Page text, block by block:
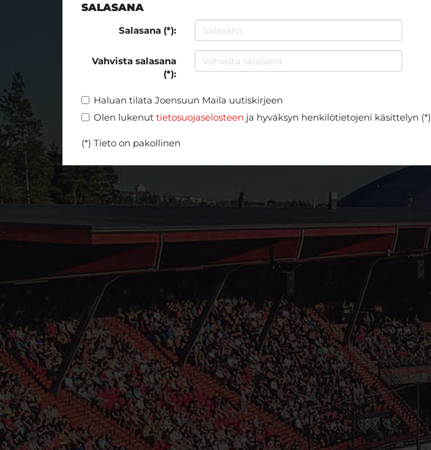
SALASANA
Salasana (*):
Vahvista salasana
(*):
Haluan tilata Joensuun Maila uutiskirjeen
Olen lukenut tietosuojaselosteen ja hyväksyn henkilötietojeni käsittelyn (*)
(*) Tieto on pakollinen